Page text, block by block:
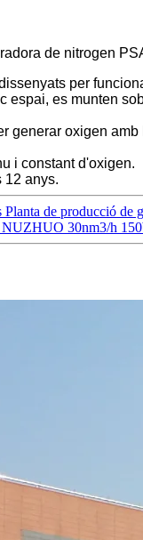
de nitrogen
per
espai, es munten
generar oxigen
i constant d'oxigen.
12 anys.
de producció
30nm3/h